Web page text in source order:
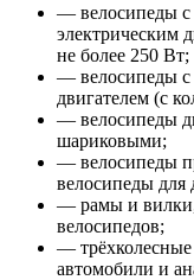
— велосипеды с
электрическим
не более 250 Вт;
— велосипеды с
двигателем (с
— велосипеды
шариковыми;
— велосипеды
велосипеды для
— рамы и вилки,
велосипедов;
—
автомобили и